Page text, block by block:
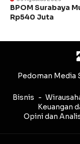
BPOM Surabaya
Rp540 Juta
Pedoman Media
Bisnis
Keuangan
Opini dan